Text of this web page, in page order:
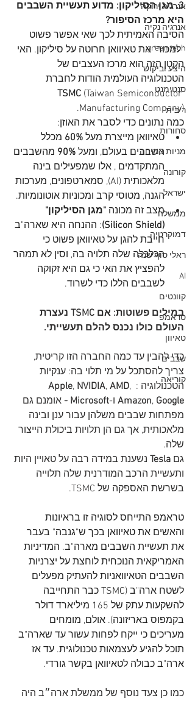
אנרגיה ירוקה
אנרגיה נקיה
green tech
היצע וביקוש
סנטימנט
ריבית
סחורות
מניות צמיחה
קורונה
ישראל
ממשלה
דמוקרטיה
ראלי סוף שנה
AI
קוונטים
טראמפ
טאיוון
שבבים
קוריאה
3. מגן הסיליקון: מדוע תעשיית השבבים
היא מרכז הסיפור?
הסיבה האמיתית לכך שאי אפשר פשוט
"למכור" את טאיוואן חרוטה על סיליקון. האי
הקטן הזה הוא מרכז העצבים של
הטכנולוגיה העולמית הודות לחברת
TSMC (Taiwan Semiconductor
Manufacturing Company).
כמה נתונים כדי לסבר את האוזן:
טאיוואן מייצרת מעל 60% מכלל
השבבים בעולם, ומעל 90% מהשבבים
המתקדמים , אלו שמפעילים בינה
מלאכותית (AI), סמארטפונים, מערכות
הגנה, מטוסי קרב ומכוניות אוטונומיות.
מצב זה מכונה "מגן הסיליקון"
(Silicon Shield)
: ההנחה היא שארה"ב
חייבת להגן על טאיוואן פשוט כי
הכלכלה שלה תלויה בה, וסין לא תמהר
להפציץ את האי כי גם היא זקוקה
לשבבים הללו כדי לשרוד.
במילים פשוטות: אם TSMC נעצרת
העולם כולו נכנס להלם תעשייתי.
כדי להבין עד כמה החברה הזו קריטית,
צריך להסתכל על מי תלוי בה: ענקיות
הטכנולוגיה :
Apple, NVIDIA, AMD,
Amazon, Google ו-Microsoft -
אומנם גם
מפתחות שבבים משלהן עבור ענן ובינה
מלאכותית, אך גם הן תלויות ביכולת הייצור
שלה.
גם Tesla נשענת במידה רבה על טאויין היות
ותעשיית הרכב המודרנית שלה תלוייה
בשרשת האספקה של TSMC.
טראמפ התייחס לסוגיה זו בראיונות
והאשים את טאיוואן בכך ש"גנבה" בעבר
את תעשיית השבבים מארה"ב. המדיניות
האמריקאית הנוכחית לוחצת על יצרניות
השבבים הטאיוואניות להעתיק מפעלים
לשטח ארה"ב (TSMC כבר התחייבה
להשקעות עתק של 165 מיליארד דולר
בקמפוס באריזונה). אולם, מומחים
מעריכים כי ייקח לפחות עשור עד שארה"ב
תוכל להגיע לעצמאות טכנולוגית. עד אז
ארה"ב כבולה לטאיוואן בקשר גורדי.
כמו כן צעד נוסף של ממשלת ארה״ב היה